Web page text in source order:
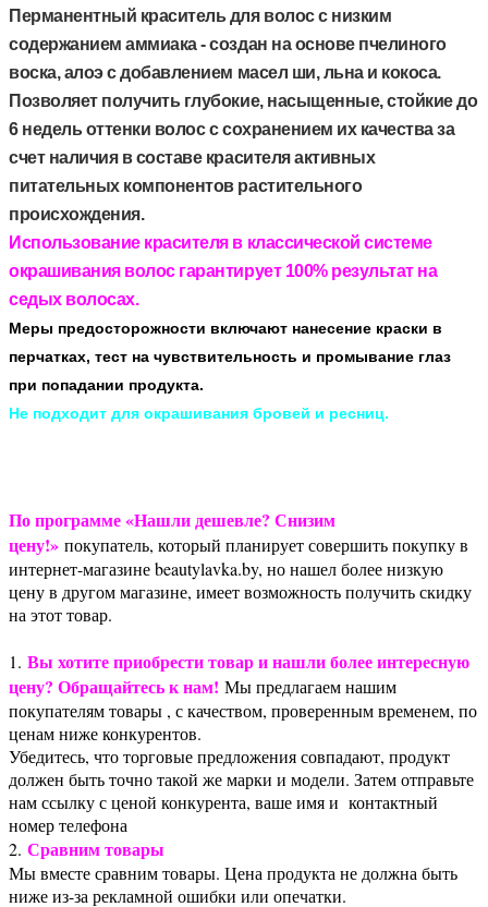
Перманентный краситель для волос с низким
содержанием аммиака - создан на основе пчелиного
воска, алоэ с добавлением масел ши, льна и кокоса.
Позволяет получить глубокие, насыщенные, стойкие до
6 недель оттенки волос с сохранением их качества за
счет наличия в составе красителя активных
питательных компонентов растительного
происхождения.
Использование красителя в классической системе
окрашивания волос гарантирует 100% результат на
седых волосах.
Меры предосторожности включают нанесение краски в
перчатках, тест на чувствительность и промывание глаз
при попадании продукта.
Не подходит для окрашивания бровей и ресниц.
По программе «Нашли дешевле? Снизим
цену!» покупатель, который планирует совершить покупку в
интернет-магазине beautylavka.by, но нашел более низкую
цену в другом магазине, имеет возможность получить скидку
на этот товар.
1. Вы хотите приобрести товар и нашли более интересную
цену? Обращайтесь к нам! Мы предлагаем нашим
покупателям товары , с качеством, проверенным временем, по
ценам ниже конкурентов.
Убедитесь, что торговые предложения совпадают, продукт
должен быть точно такой же марки и модели. Затем отправьте
нам ссылку с ценой конкурента, ваше имя и контактный
номер телефона
2. Сравним товары
Мы вместе сравним товары. Цена продукта не должна быть
ниже из-за рекламной ошибки или опечатки.